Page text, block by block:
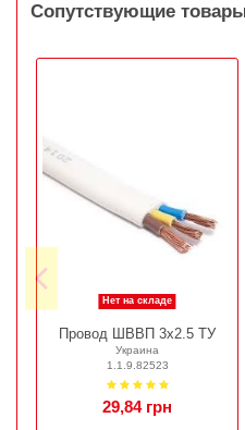
Сопутствующие
Нет на складе
Провод ШВВП 3х2.5 ТУ
Украина
1.1.9.82523
29,84 грн